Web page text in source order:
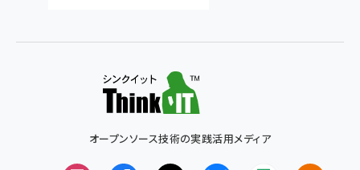
オープンソース技術の実践活用メディア